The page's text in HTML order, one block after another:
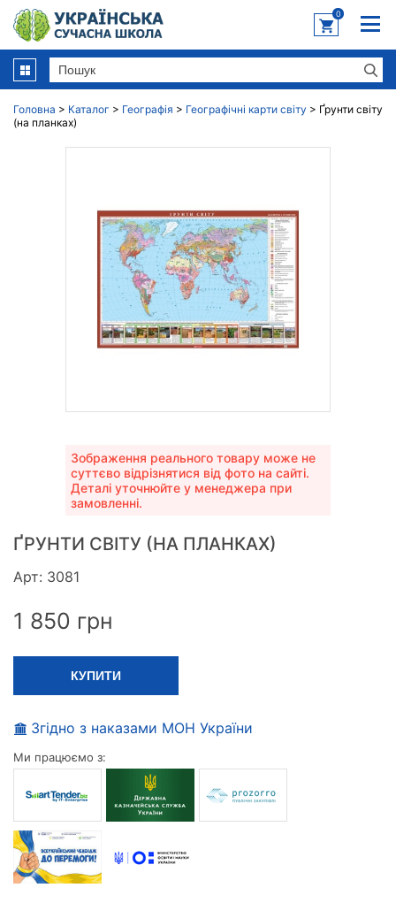
0
Головна > Каталог > Географія > Географічні карти світу > Ґрунти світу
(на планках)
Зображення реального товару може не
суттєво відрізнятися від фото на сайті.
Деталі уточнюйте у менеджера при
замовленні.
ҐРУНТИ СВІТУ (НА ПЛАНКАХ)
Арт: 3081
1 850 грн
КУПИТИ
Згідно з наказами МОН України
Ми працюємо з: